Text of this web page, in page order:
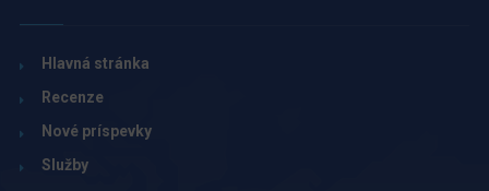
Hlavná stránka
Recenze
Nové príspevky
Služby